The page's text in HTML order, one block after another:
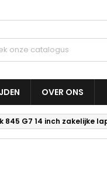
OVER ONS
845 G7 14 inch zakelijke